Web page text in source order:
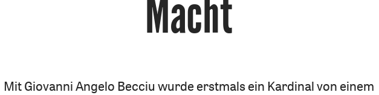
Macht
Mit Giovanni Angelo Becciu wurde erstmals ein Kardinal von einem